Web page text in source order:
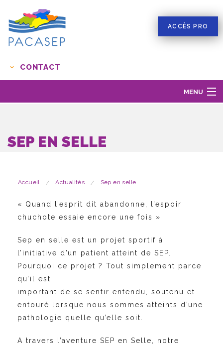
ACCÈS PRO
CONTACT
MENU
LA SCLÉROSE EN PLAQUES
SEP EN SELLE
Accueil Actualités Sep en selle
« Q uand l’esprit dit abandonne,
l’espoir
chuchote essaie encore une fois »
Sep en selle est un projet sportif à
l’initiative d’un patient atteint de SEP.
Pourquoi ce projet ? Tout simplement parce
qu’il est
important de se sentir entendu, soutenu et
entou ré lorsque nous sommes atteints d’une
pathologie quelle qu’elle soit.
A travers l’aventure SEP en Selle, notre